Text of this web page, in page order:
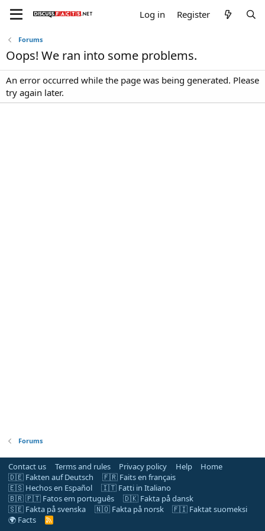
Log in Register
Forums
Oops! We ran into some problems.
An error occurred while the page was being generated. Please
try again later.
Forums
Contact us Terms and rules Privacy policy Help
Home
🇩🇪 Fakten auf Deutsch
🇫🇷 Faits en français
🇪🇸 Hechos en Español
🇮🇹 Fatti in Italiano
🇧🇷 🇵🇹 Fatos em português
🇩🇰 Fakta på dansk
🇸🇪 Fakta på svenska
🇳🇴 Fakta på norsk
🇫🇮 Faktat suomeksi
🌍 Facts
R